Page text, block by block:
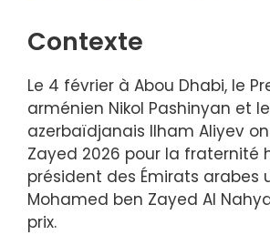
Contexte
Le 4 février à Abou Dhabi, le
arménien Nikol Pashinyan et
azerbaïdjanais Ilham Aliyev
Zayed 2026 pour la fraternité
président des Émirats arabes
Mohamed ben Zayed Al
prix.